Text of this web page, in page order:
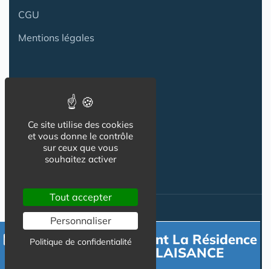
CGU
Mentions légales
Contact
Publicité
Nos autres sites :
Contacter directement La Résidence
DOMITYS PARIS PLAISANCE
Ce site utilise des cookies
et vous donne le contrôle
sur ceux que vous
souhaitez activer
Tout accepter
Personnaliser
Politique de confidentialité